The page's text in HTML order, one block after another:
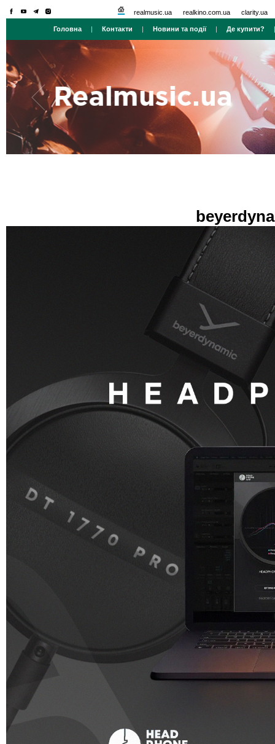
realmusic.ua realkino.com.ua clarity.ua
Головна | Контакти | Новини та події| Де купити?